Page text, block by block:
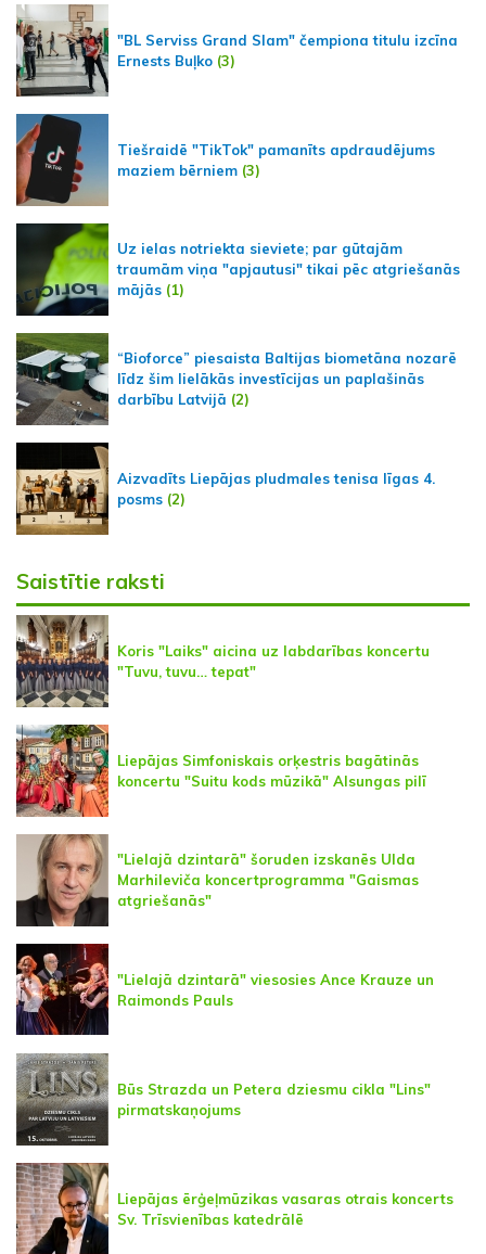
"BL Serviss Grand Slam" čempiona titulu izcīna
Ernests Buļko (3)
Tiešraidē "TikTok" pamanīts apdraudējums
maziem bērniem (3)
Uz ielas notriekta sieviete; par gūtajām
traumām viņa "apjautusi" tikai pēc atgriešanās
mājās (1)
“Bioforce” piesaista Baltijas biometāna nozarē
līdz šim lielākās investīcijas un paplašinās
darbību Latvijā (2)
Aizvadīts Liepājas pludmales tenisa līgas 4.
posms (2)
Saistītie raksti
Koris "Laiks" aicina uz labdarības koncertu
"Tuvu, tuvu… tepat"
Liepājas Simfoniskais orķestris bagātinās
koncertu "Suitu kods mūzikā" Alsungas pilī
"Lielajā dzintarā" šoruden izskanēs Ulda
Marhileviča koncertprogramma "Gaismas
atgriešanās"
"Lielajā dzintarā" viesosies Ance Krauze un
Raimonds Pauls
Būs Strazda un Petera dziesmu cikla "Lins"
pirmatskaņojums
Liepājas ērģeļmūzikas vasaras otrais koncerts
Sv. Trīsvienības katedrālē